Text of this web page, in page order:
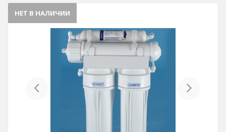
НЕТ В НАЛИЧИИ
Previous